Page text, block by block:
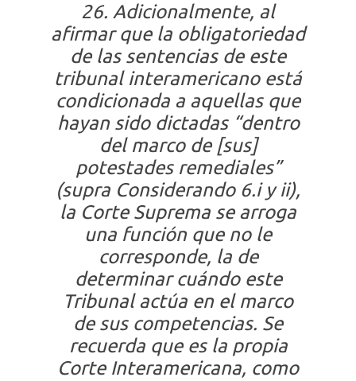
26. Adicionalmente, al
afirmar que la obligatoriedad
de las sentencias de este
tribunal interamericano está
condicionada a aquellas que
hayan sido dictadas “dentro
del marco de [sus]
potestades remediales”
(supra Considerando 6.i y ii),
la Corte Suprema se arroga
una función que no le
corresponde, la de
determinar cuándo este
Tribunal actúa en el marco
de sus competencias. Se
recuerda que es la propia
Corte Interamericana, como